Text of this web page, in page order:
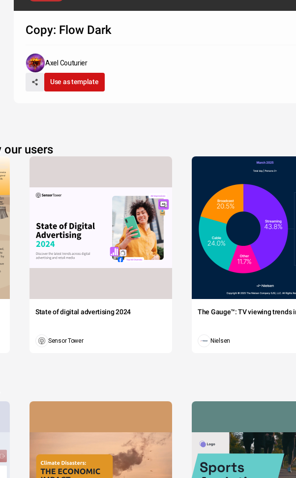
Copy: Flow Dark
Axel Couturier
Use as template
our users
State of digital advertising 2024
Sensor Tower
The Gauge™: TV viewing trends
Nielsen